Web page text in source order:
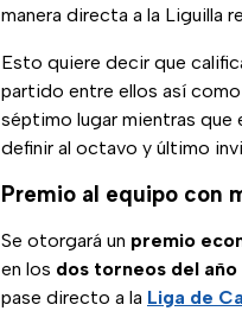
manera directa a la Liguilla
Esto quiere decir que
partido entre ellos así
séptimo lugar mientras que
definir al octavo y último
Premio al equipo con
Se otorgará un premio
en los dos torneos del año
pase directo a la Liga de